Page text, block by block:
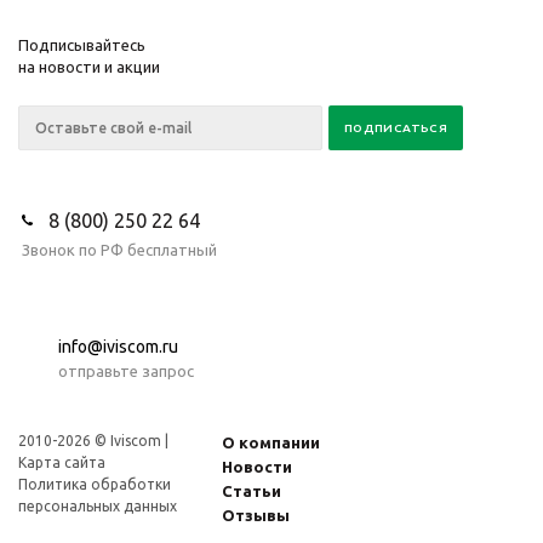
Подписывайтесь
на новости и акции
8 (800) 250 22 64
Звонок по РФ бесплатный
info@iviscom.ru
отправьте запрос
2010-2026 © Iviscom |
Карта сайта
Политика обработки
персональных данных
О компании
Новости
Статьи
Отзывы